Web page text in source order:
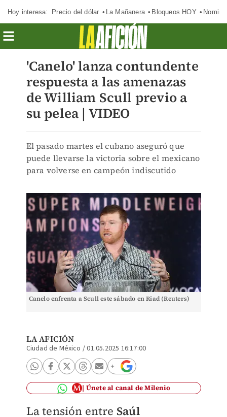
Hoy interesa: Precio del dólar La Mañanera Bloqueos HOY
'Canelo' lanza contundente
respuesta a las amenazas
de William Scull previo a
su pelea | VIDEO
El pasado martes el cubano aseguró que
puede llevarse la victoria sobre el mexicano
para volverse en campeón indiscutido
Canelo enfrenta a Scull este sábado en Riad (Reuters)
LA AFICIÓN
Ciudad de México /01.05.2025 16:17:00
Únete al canal de Milenio
La tensión entre Saúl